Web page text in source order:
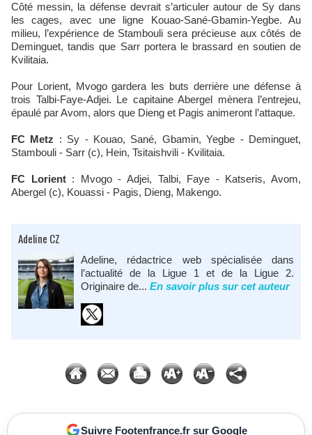
Côté messin, la défense devrait s’articuler autour de Sy dans
les cages, avec une ligne Kouao-Sané-Gbamin-Yegbe. Au
milieu, l’expérience de Stambouli sera précieuse aux côtés de
Deminguet, tandis que Sarr portera le brassard en soutien de
Kvilitaia.
Pour Lorient, Mvogo gardera les buts derrière une défense à
trois Talbi-Faye-Adjei. Le capitaine Abergel mènera l’entrejeu,
épaulé par Avom, alors que Dieng et Pagis animeront l’attaque.
FC Metz : Sy - Kouao, Sané, Gbamin, Yegbe - Deminguet,
Stambouli - Sarr (c), Hein, Tsitaishvili - Kvilitaia.
FC Lorient: Mvogo - Adjei, Talbi, Faye - Katseris, Avom,
Abergel (c), Kouassi - Pagis, Dieng, Makengo.
Adeline CZ
Adeline, rédactrice web spécialisée dans
l’actualité de la Ligue 1 et de la Ligue 2.
Originaire de... En savoir plus sur cet auteur
Suivre Footenfrance.fr sur Google